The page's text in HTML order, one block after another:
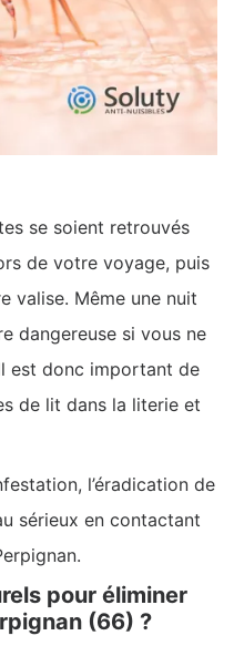
se soient retrouvés
de votre voyage, puis
valise. Même une nuit
dangereuse si vous ne
est donc important de
de lit dans la literie et
l’éradication de
sérieux en contactant
pour éliminer
(66) ?